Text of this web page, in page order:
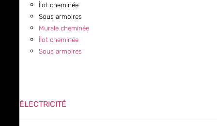
Îlot cheminée
Sous armoires
Murale cheminée
Îlot cheminée
Sous armoires
ÉLECTRICITÉ